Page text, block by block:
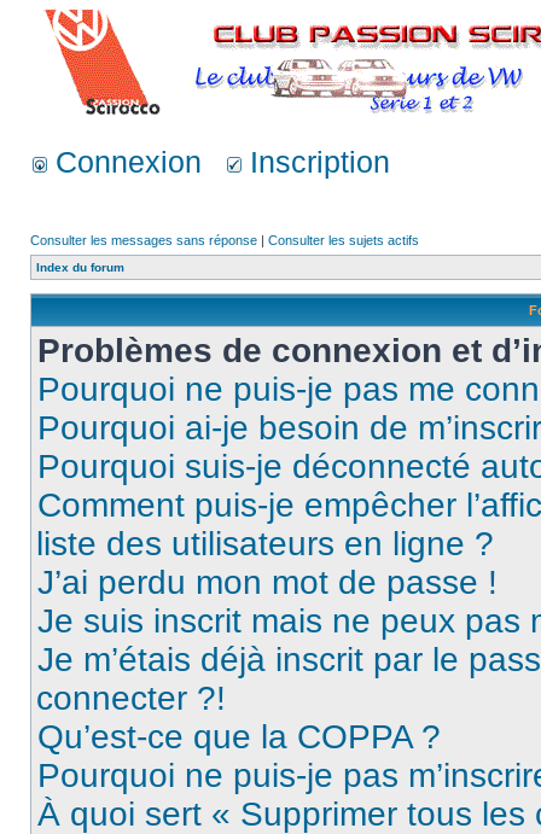
Connexion Inscription
Consulter les messages sans réponse | Consulter les sujets actifs
Index du forum
Problèmes de connexion et
Pourquoi ne puis-je pas me
Pourquoi ai-je besoin de
Pourquoi suis-je déconnecté
Comment puis-je empêcher
liste des utilisateurs en ligne ?
J’ai perdu mon mot de passe !
Je suis inscrit mais ne peux pas
Je m’étais déjà inscrit par le
connecter ?!
Qu’est-ce que la COPPA ?
Pourquoi ne puis-je pas
À quoi sert « Supprimer tous les